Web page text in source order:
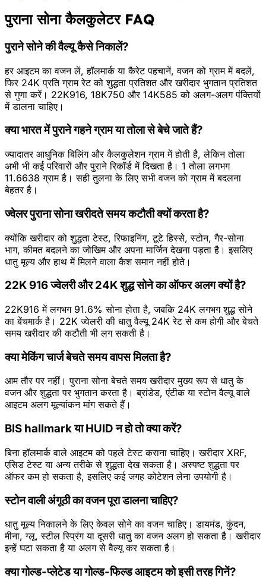
पुराना सोना कैलकुलेटर FAQ
पुराने सोने की वैल्यू कैसे निकालें?
हर आइटम का वजन लें, हॉलमार्क या कैरेट पहचानें, वजन को ग्राम में बदलें,
फिर 24K प्रति ग्राम रेट को शुद्धता प्रतिशत और खरीदार भुगतान प्रतिशत
से गुणा करें। 22K916, 18K750 और 14K585 को अलग-अलग पंक्तियों
में डालना चाहिए।
क्या भारत में पुराने गहने ग्राम या तोला से बेचे जाते हैं?
ज्यादातर आधुनिक बिलिंग और कैलकुलेशन ग्राम में होती है, लेकिन तोला
अभी भी कई परिवारों और पुराने रिकॉर्ड में दिखता है। 1 तोला लगभग
11.6638 ग्राम है। सही तुलना के लिए सभी वजन को ग्राम में बदलना
बेहतर है।
ज्वेलर पुराना सोना खरीदते समय कटौती क्यों करता है?
क्योंकि खरीदार को शुद्धता टेस्ट, रिफाइनिंग, टूटे हिस्से, स्टोन, गैर-सोना
भाग, कीमत बदलने का जोखिम और अपना मार्जिन देखना पड़ता है। इसलिए
धातु मूल्य और हाथ में मिलने वाला कैश समान नहीं होते।
22K 916 ज्वेलरी और 24K शुद्ध सोने का ऑफर अलग क्यों है?
22K916 में लगभग 91.6% सोना होता है, जबकि 24K लगभग शुद्ध सोने
का बेंचमार्क है। 22K ज्वेलरी की धातु वैल्यू 24K रेट से कम होगी और बेचते
समय खरीदार की कटौती भी लग सकती है।
क्या मेकिंग चार्ज बेचते समय वापस मिलता है?
आम तौर पर नहीं। पुराना सोना बेचते समय खरीदार मुख्य रूप से धातु के
वजन और शुद्धता पर भुगतान करता है। ब्रांडेड, एंटीक या स्टोन वैल्यू वाले
आइटम अलग मूल्यांकन मांग सकते हैं।
BIS hallmark या HUID न हो तो क्या करें?
बिना हॉलमार्क वाले आइटम को पहले टेस्ट कराना चाहिए। खरीदार XRF,
एसिड टेस्ट या अन्य तरीके से शुद्धता देख सकता है। अस्पष्ट शुद्धता पर
ऑफर कम हो सकता है, इसलिए कई जगह कोटेशन लेना उपयोगी है।
स्टोन वाली अंगूठी का वजन पूरा डालना चाहिए?
धातु मूल्य निकालने के लिए केवल सोने का वजन चाहिए। डायमंड, कुंदन,
मीना, ग्लू, स्टील स्प्रिंग या दूसरी धातु का वजन अलग हो सकता है। खरीदार
इन्हें घटा सकता है या अलग से वैल्यू कर सकता है।
क्या गोल्ड-प्लेटेड या गोल्ड-फिल्ड आइटम को इसी तरह गिनें?